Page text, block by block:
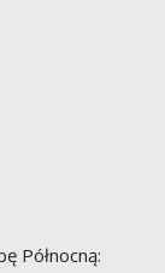
Północną: